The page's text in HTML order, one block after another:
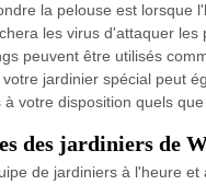
la pelouse est lorsque
les virus d'attaquer
peuvent être utilisés
jardinier spécial peut
votre disposition quels
des jardiniers de
de jardiniers à l'heure